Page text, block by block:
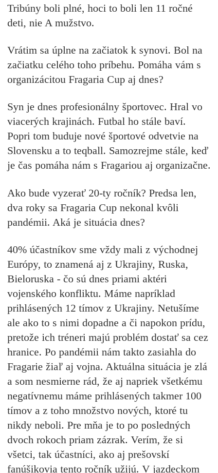
Tribúny boli plné, hoci to boli len 11 ročné
deti, nie A mužstvo.
Vrátim sa úplne na začiatok k synovi. Bol na
začiatku celého toho príbehu. Pomáha vám s
organizácitou Fragaria Cup aj dnes?
Syn je dnes profesionálny športovec. Hral vo
viacerých krajinách. Futbal ho stále baví.
Popri tom buduje nové športové odvetvie na
Slovensku a to teqball. Samozrejme stále, keď
je čas pomáha nám s Fragariou aj organizačne.
Ako bude vyzerať 20-ty ročník? Predsa len,
dva roky sa Fragaria Cup nekonal kvôli
pandémii. Aká je situácia dnes?
40% účastníkov sme vždy mali z východnej
Európy, to znamená aj z Ukrajiny, Ruska,
Bieloruska - čo sú dnes priami aktéri
vojenského konfliktu. Máme napríklad
prihlásených 12 tímov z Ukrajiny. Netušíme
ale ako to s nimi dopadne a či napokon prídu,
pretože ich tréneri majú problém dostať sa cez
hranice. Po pandémii nám takto zasiahla do
Fragarie žiaľ aj vojna. Aktuálna situácia je zlá
a som nesmierne rád, že aj napriek všetkému
negatívnemu máme prihlásených takmer 100
tímov a z toho množstvo nových, ktoré tu
nikdy neboli. Pre mňa je to po posledných
dvoch rokoch priam zázrak. Verím, že si
všetci, tak účastníci, ako aj prešovskí
fanúšikovia tento ročník užijú. V jazdeckom